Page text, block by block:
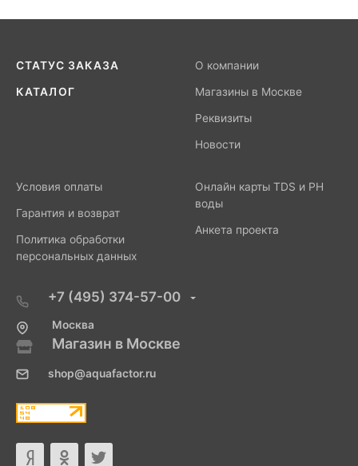
СТАТУС ЗАКАЗА
КАТАЛОГ
О компании
Магазины в Москве
Реквизиты
Новости
Условия оплаты
Гарантия и возврат
Политика обработки
персональных данных
Онлайн карты TDS и PH
воды
Анкета проекта
+7 (495) 374-57-00
Москва
Магазин в Москве
shop@aquafactor.ru